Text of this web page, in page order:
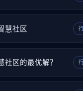
慧社区
社区的最优解？